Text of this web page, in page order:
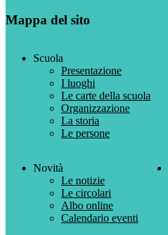
Mappa del sito
Scuola
Presentazione
I luoghi
Le carte della scuola
Organizzazione
La storia
Le persone
Novità
Le notizie
Le circolari
Albo online
Calendario eventi